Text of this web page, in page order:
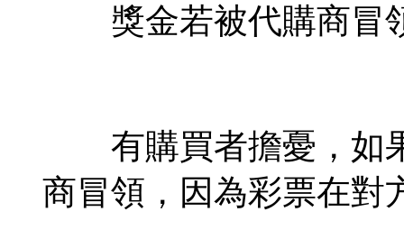
獎金若被代購商冒
有購買者擔憂，如
商冒領，因為彩票在對